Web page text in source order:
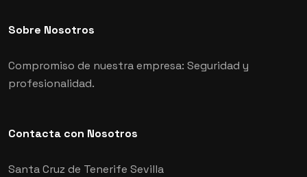
Sobre Nosotros
Compromiso de nuestra empresa: Seguridad y
profesionalidad.
Contacta con Nosotros
Santa Cruz de Tenerife Sevilla